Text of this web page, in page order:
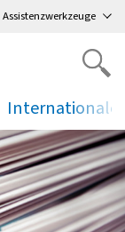
Assistenzwerkzeuge
.